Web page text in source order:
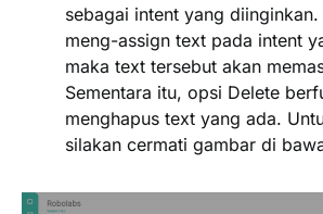
sebagai intent yang
meng-assign text pada intent
maka text tersebut akan
Sementara itu, opsi Delete
menghapus text yang ada.
silakan cermati gambar di